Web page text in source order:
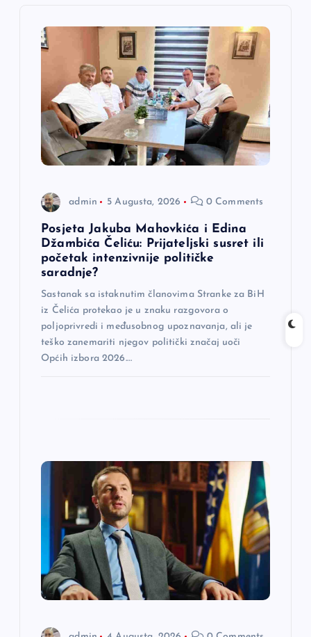
admin 5 Augusta, 2026 0 Comments
Posjeta Jakuba Mahovkića i Edina
Džambića Čeliću: Prijateljski susret ili
početak intenzivnije političke
saradnje?
Sastanak sa istaknutim članovima Stranke za BiH
iz Čelića protekao je u znaku razgovora o
poljoprivredi i međusobnog upoznavanja, ali je
teško zanemariti njegov politički značaj uoči
Općih izbora 2026.…